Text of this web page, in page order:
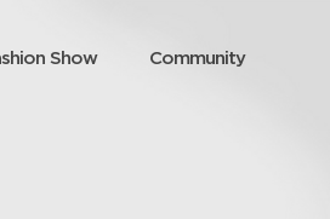
Show Community